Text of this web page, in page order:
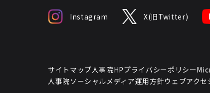
Instagram X(旧Twitter)
サイトマップ人事院HPプライバシーポリシー
人事院ソーシャルメディア運用方針ウェブアク